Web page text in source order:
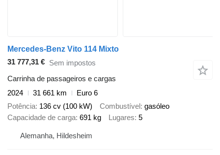
Mercedes-Benz Vito 114 Mixto
31 777,31 € Sem impostos
Carrinha de passageiros e cargas
2024
31 661 km
Euro 6
Potência 136 cv (100 kW) Combustível gasóleo
Capacidade de carga 691 kg Lugares 5
Alemanha, Hildesheim